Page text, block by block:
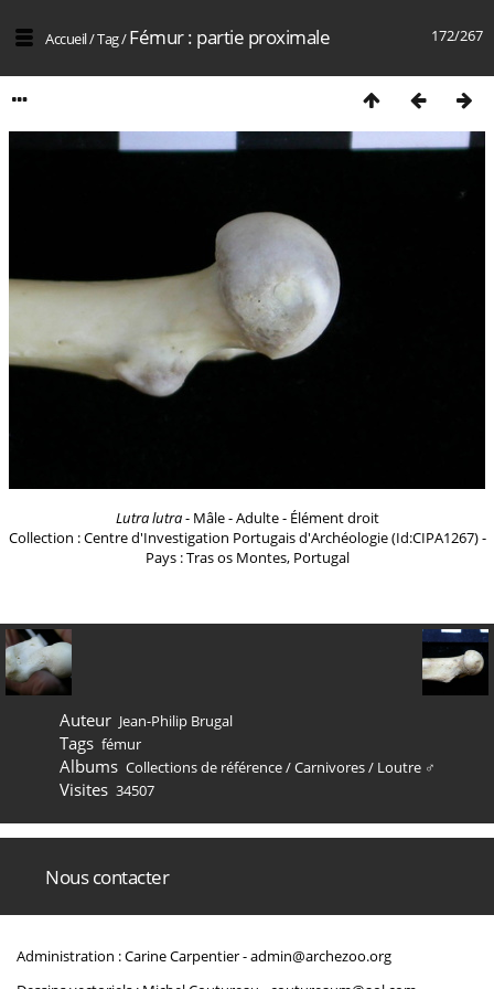
172/267
Accueil/Tag/Fémur : partie proximale
Lutra lutra- Mâle - Adulte - Élément droit
Collection : Centre d'Investigation Portugais d'Archéologie (Id:CIPA1267) -
Pays : Tras os Montes, Portugal
Auteur Jean-Philip Brugal
Tags fémur
Albums Collections de référence/Carnivores/ Loutre ♂
Visites 34507
Nous contacter
Administration : Carine Carpentier -admin@archezoo.org